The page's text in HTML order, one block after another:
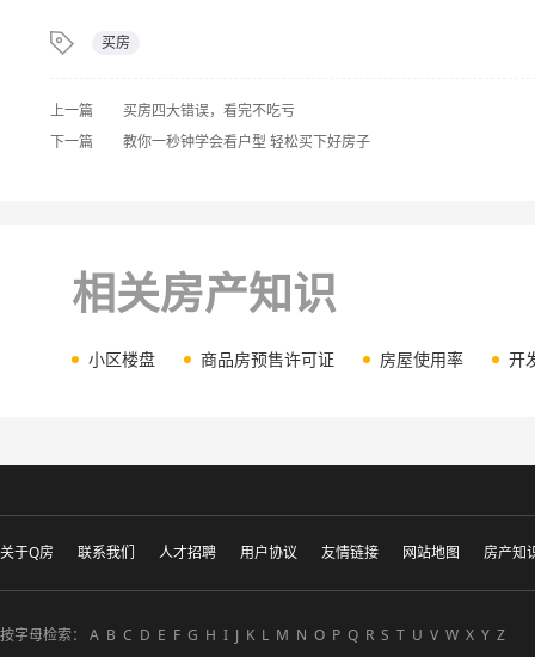
买房
上一篇
买房四大错误，看完不吃亏
下一篇
教你一秒钟学会看户型 轻松买下好房子
相关房产知识
小区楼盘 商品房预售许可证 房屋使用率 开
关于Q房 联系我们 人才招聘 用户协议 友情链接 网站地图 房产知
按字母检索： A B C D E F G H I J K L M N O P Q R S T U V W X Y Z